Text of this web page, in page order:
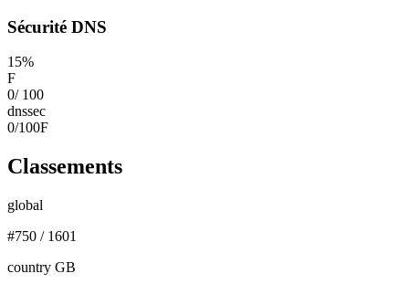
Sécurité DNS
15%
F
0/ 100
dnssec
0/100F
Classements
global
#750 / 1601
country GB